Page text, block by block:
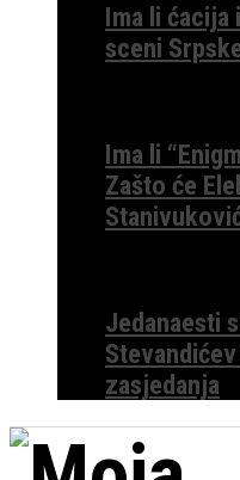
Ima li
sceni
Ima li
Zašto će
Jedanaesti
zasjedanja